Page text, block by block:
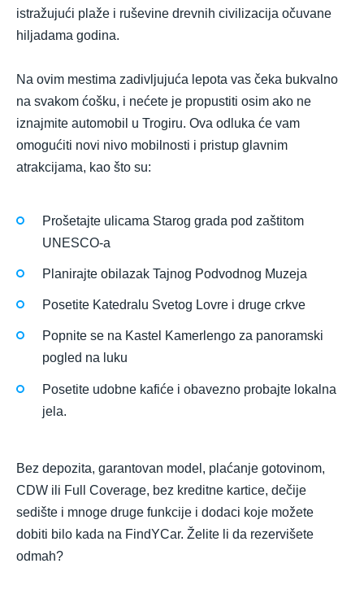
istražujući plaže i ruševine drevnih civilizacija očuvane
hiljadama godina.
Na ovim mestima zadivljujuća lepota vas čeka bukvalno
na svakom ćošku, i nećete je propustiti osim ako ne
iznajmite automobil u Trogiru. Ova odluka će vam
omogućiti novi nivo mobilnosti i pristup glavnim
atrakcijama, kao što su:
Prošetajte ulicama Starog grada pod zaštitom
UNESCO-a
Planirajte obilazak Tajnog Podvodnog Muzeja
Posetite Katedralu Svetog Lovre i druge crkve
Popnite se na Kastel Kamerlengo za panoramski
pogled na luku
Posetite udobne kafiće i obavezno probajte lokalna
jela.
Bez depozita, garantovan model, plaćanje gotovinom,
CDW ili Full Coverage, bez kreditne kartice, dečije
sedište i mnoge druge funkcije i dodaci koje možete
dobiti bilo kada na FindYCar. Želite li da rezervišete
odmah?